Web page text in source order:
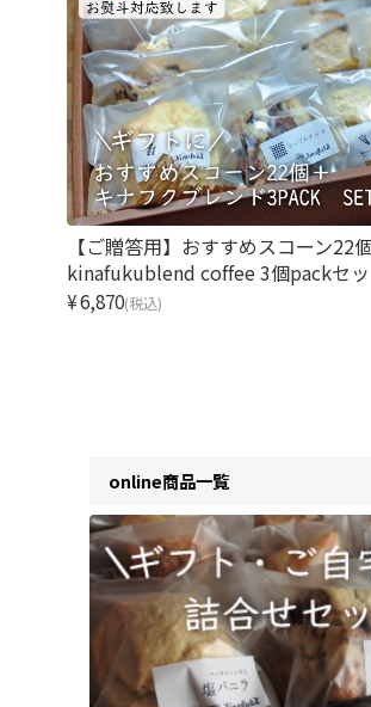
【ご贈答用】おすすめスコーン22
kinafukublend coffee 3個packセ
¥6,870(税込)
online商品一覧